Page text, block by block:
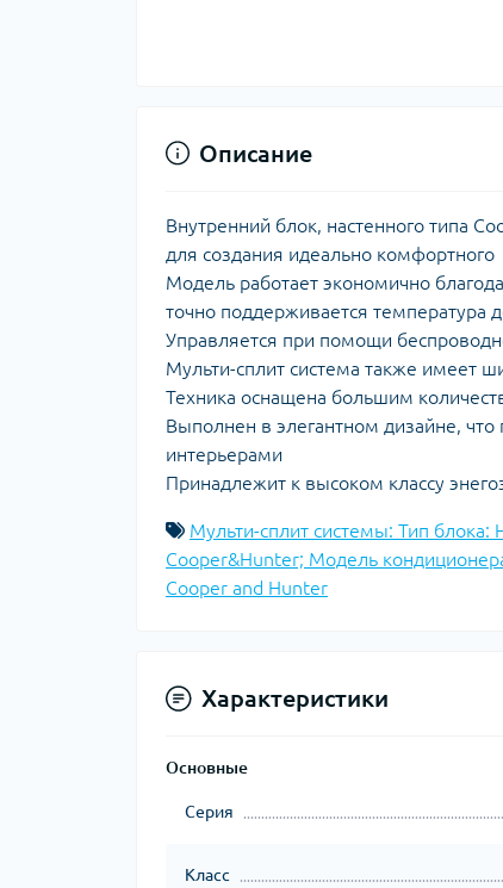
Описание
Внутренний блок, настенного типа
для создания идеально
Модель работает экономично
точно поддерживается температура
Управляется при помощи
Мульти-сплит система также имеет
Техника оснащена большим
Выполнен в элегантном дизайне,
интерьерами
Принадлежит к высоком классу
Мульти-сплит системы: Тип
Cooper&Hunter; Модель
Cooper and Hunter
Характеристики
Основные
Серия
Класс